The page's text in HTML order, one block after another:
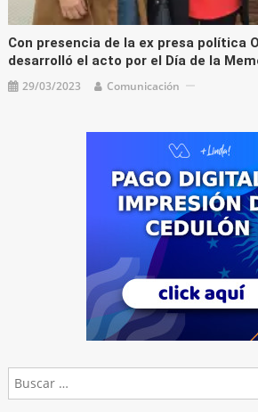
Con presencia de la ex presa política
desarrolló el acto por el Día de la
29/03/2023 Comunicación